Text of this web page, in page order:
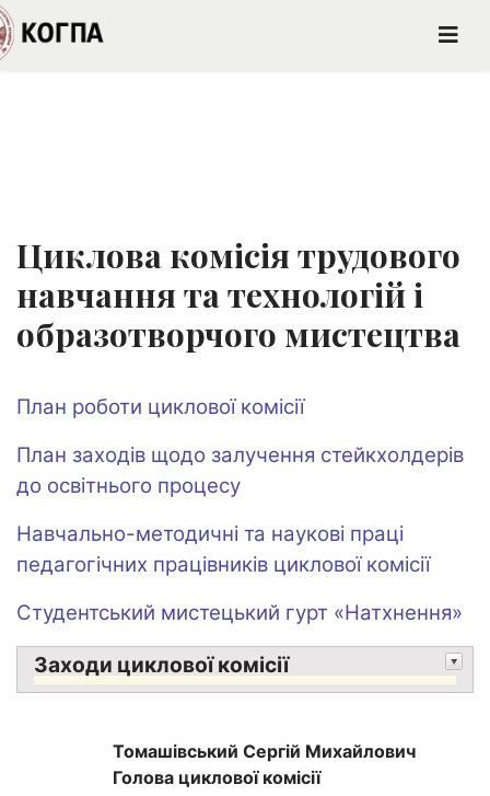
Циклова комісія трудового
навчання та технологій і
образотворчого мистецтва
План роботи циклової комісії
План заходів щодо залучення стейкхолдерів
до освітнього процесу
Навчально-методичні та наукові праці
педагогічних працівників циклової комісії
Студентський мистецький гурт «Натхнення»
Заходи циклової комісії
Томашівський Сергій Михайлович
Голова циклової комісії